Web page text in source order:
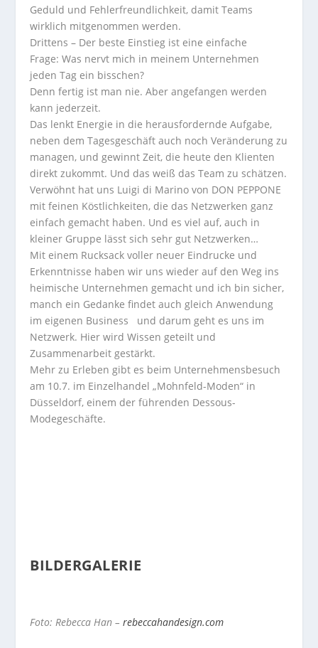
Geduld und Fehlerfreundlichkeit, damit Teams
wirklich mitgenommen werden.
Drittens – Der beste Einstieg ist eine einfache
Frage:Was nervt mich in meinem Unternehmen
jeden Tag ein bisschen?
Denn fertig ist man nie. Aber angefangen werden
kann jederzeit.
Das lenkt Energie in die herausfordernde Aufgabe,
neben dem Tagesgeschäft auch noch Veränderung zu
managen, und gewinnt Zeit, die heute den Klienten
direkt zukommt. Und das weiß das Team zu schätzen.
Verwöhnt hat uns Luigi di Marino von DON PEPPONE
mit feinen Köstlichkeiten, die das Netzwerken ganz
einfach gemacht haben. Und es viel auf, auch in
kleiner Gruppe lässt sich sehr gut Netzwerken…
Mit einem Rucksack voller neuer Eindrucke und
Erkenntnisse haben wir uns wieder auf den Weg ins
heimische Unternehmen gemacht und ich bin sicher,
manch ein Gedanke findet auch gleich Anwendung
im eigenen Business und darum geht es uns im
Netzwerk. Hier wird Wissen geteilt und
Zusammenarbeit gestärkt.
Mehr zu Erleben gibt es beim Unternehmensbesuch
am 10.7. im Einzelhandel „Mohnfeld-Moden“ in
Düsseldorf, einem der führenden Dessous-
Modegeschäfte.
BILDERGALERIE
Foto: Rebecca Han –rebeccahandesign.com